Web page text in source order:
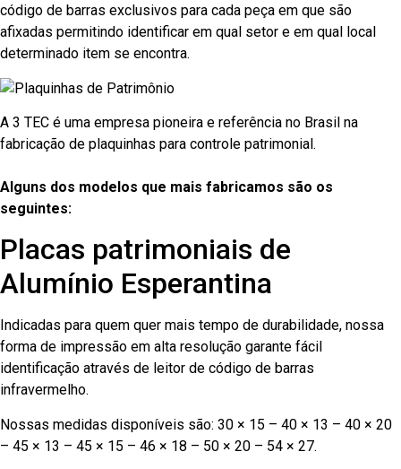
código de barras exclusivos para cada peça em que são
afixadas permitindo identificar em qual setor e em qual local
determinado item se encontra.
A 3 TEC é uma empresa pioneira e referência no Brasil na
fabricação de plaquinhas para controle patrimonial.
Alguns dos modelos que mais fabricamos são os
seguintes:
Placas patrimoniais de
Alumínio Esperantina
Indicadas para quem quer mais tempo de durabilidade, nossa
forma de impressão em alta resolução garante fácil
identificação através de leitor de código de barras
infravermelho.
Nossas medidas disponíveis são: 30 × 15 – 40 × 13 – 40 × 20
– 45 × 13 – 45 × 15 – 46 × 18 – 50 × 20 – 54 × 27.